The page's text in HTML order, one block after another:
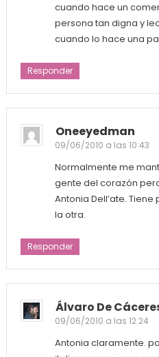
cuando hace un
persona tan digna y
cuando lo hace una
Responder
Oneeyedman
09/06/2010 a las 10:43
Normalmente me
gente del corazón
Antonia Dell’ate.
la otra.
Responder
Álvaro De
09/06/2010 a las 12:24
Antonia claramente.